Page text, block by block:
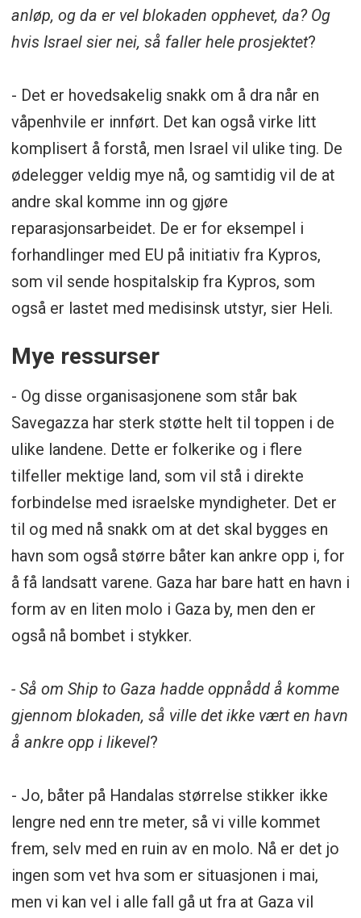
anløp, og da er vel blokaden opphevet, da? Og
hvis Israel sier nei, så faller hele prosjektet?
- Det er hovedsakelig snakk om å dra når en
våpenhvile er innført. Det kan også virke litt
komplisert å forstå, men Israel vil ulike ting. De
ødelegger veldig mye nå, og samtidig vil de at
andre skal komme inn og gjøre
reparasjonsarbeidet. De er for eksempel i
forhandlinger med EU på initiativ fra Kypros,
som vil sende hospitalskip fra Kypros, som
også er lastet med medisinsk utstyr, sier Heli.
Mye ressurser
- Og disse organisasjonene som står bak
Savegazza har sterk støtte helt til toppen i de
ulike landene. Dette er folkerike og i flere
tilfeller mektige land, som vil stå i direkte
forbindelse med israelske myndigheter. Det er
til og med nå snakk om at det skal bygges en
havn som også større båter kan ankre opp i, for
å få landsatt varene. Gaza har bare hatt en havn i
form av en liten molo i Gaza by, men den er
også nå bombet i stykker.
- Så om Ship to Gaza hadde oppnådd å komme
gjennom blokaden, så ville det ikke vært en havn
å ankre opp i likevel?
- Jo, båter på Handalas størrelse stikker ikke
lengre ned enn tre meter, så vi ville kommet
frem, selv med en ruin av en molo. Nå er det jo
ingen som vet hva som er situasjonen i mai,
men vi kan vel i alle fall gå ut fra at Gaza vil